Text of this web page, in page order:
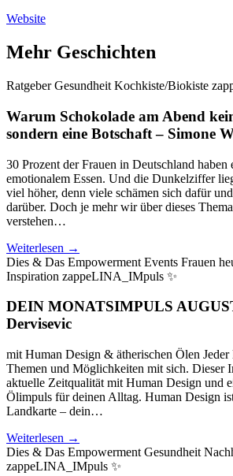
Website
Mehr Geschichten
Ratgeber Gesundheit Kochkiste/Biokiste
Warum Schokolade am Abend
sondern eine Botschaft– Simone
30 Prozent der Frauen in Deutschland haben
emotionalem Essen. Und die Dunkelziffer
viel höher, denn viele schämen sich dafür
darüber. Doch je mehr wir über dieses
verstehen…
Weiterlesen →
Dies & Das Empowerment Events Frauen
Inspiration zappeLINA_IMpuls ✨
DEIN MONATSIMPULS
Dervisevic
mit Human Design & ätherischen Ölen
Themen und Möglichkeiten mit sich. Dieser
aktuelle Zeitqualität mit Human Design und
Ölimpuls für deinen Alltag. Human Design
Landkarte – dein…
Weiterlesen →
Dies & Das Empowerment Gesundheit
zappeLINA_IMpuls ✨